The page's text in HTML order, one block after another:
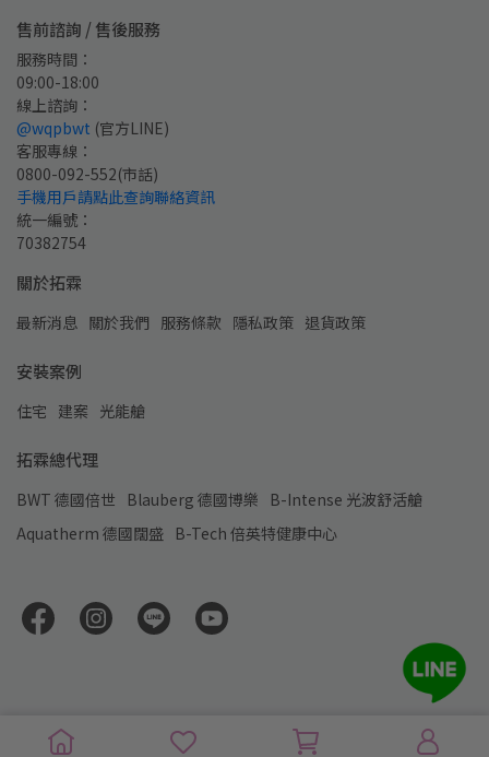
售前諮詢 / 售後服務
服務時間：
09:00-18:00
線上諮詢：
@wqpbwt (官方LINE)
客服專線：
0800-092-552(市話)
手機用戶請點此查詢聯絡資訊
統一編號：
70382754
關於拓霖
最新消息 關於我們 服務條款 隱私政策 退貨政策
安裝案例
住宅 建案 光能艙
拓霖總代理
BWT 德國倍世 Blauberg 德國博樂
B-Intense 光波舒活艙
Aquatherm 德國闊盛 B-Tech 倍英特健康中心